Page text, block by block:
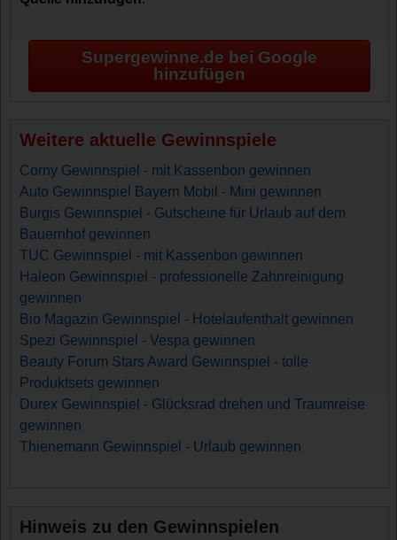
Supergewinne.de bei Google
hinzufügen
Weitere aktuelle Gewinnspiele
Corny Gewinnspiel - mit Kassenbon gewinnen
Auto Gewinnspiel Bayern Mobil - Mini gewinnen
Burgis Gewinnspiel - Gutscheine für Urlaub auf dem
Bauernhof gewinnen
TUC Gewinnspiel - mit Kassenbon gewinnen
Haleon Gewinnspiel - professionelle Zahnreinigung
gewinnen
Bio Magazin Gewinnspiel - Hotelaufenthalt gewinnen
Spezi Gewinnspiel - Vespa gewinnen
Beauty Forum Stars Award Gewinnspiel - tolle
Produktsets gewinnen
Durex Gewinnspiel - Glücksrad drehen und Traumreise
gewinnen
Thienemann Gewinnspiel - Urlaub gewinnen
Hinweis zu den Gewinnspielen